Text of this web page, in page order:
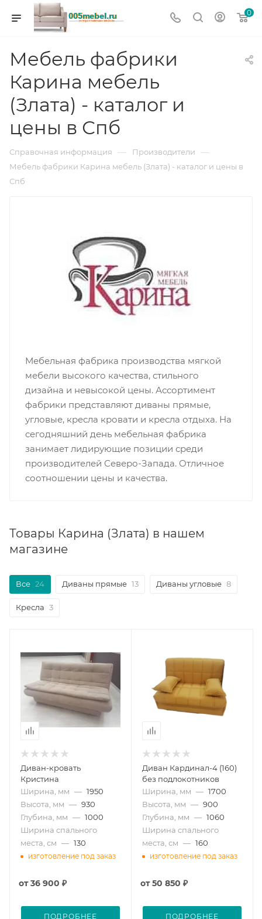
0
Мебель фабрики
Карина мебель
(Злата) - каталог и
цены в Спб
Справочная информация — Производители —
Мебель фабрики Карина мебель (Злата) - каталог и цены в
Спб
Мебельная фабрика производства мягкой
мебели высокого качества, стильного
дизайна и невысокой цены. Ассортимент
фабрики представляют диваны прямые,
угловые, кресла кровати и кресла отдыха. На
сегодняшний день мебельная фабрика
занимает лидирующие позиции среди
производителей Северо-Запада. Отличное
соотношении цены и качества.
Товары Карина (Злата) в нашем
магазине
Все 24 Диваны прямые 13 Диваны угловые 8
Кресла 3
Диван-кровать
Кристина
Ширина, мм — 1950
Высота, мм — 930
Глубина, мм — 1000
Ширина спального
места, см — 130
изготовление под заказ
от36 900 ₽
ПОДРОБНЕЕ
Диван Кардинал-4 (160)
без подлокотников
Ширина, мм — 1700
Высота, мм — 900
Глубина, мм — 1060
Ширина спального
места, см — 160
изготовление под заказ
от50 850 ₽
ПОДРОБНЕЕ